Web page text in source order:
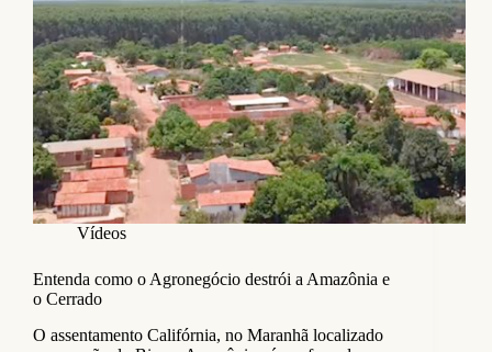
Vídeos
Entenda como o Agronegócio destrói a Amazônia e
o Cerrado
O assentamento Califórnia, no Maranhã localizado